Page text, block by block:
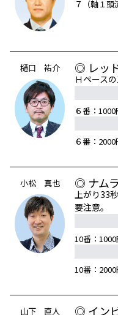
７（軸１頭
樋口 祐介 ◎ レッ
Ｈペース
６番：1000
６番：2000
小松 真也 ◎ ナム
上がり33
要注意。
10番：1000
10番：2000
山下 直人 ◎ イン